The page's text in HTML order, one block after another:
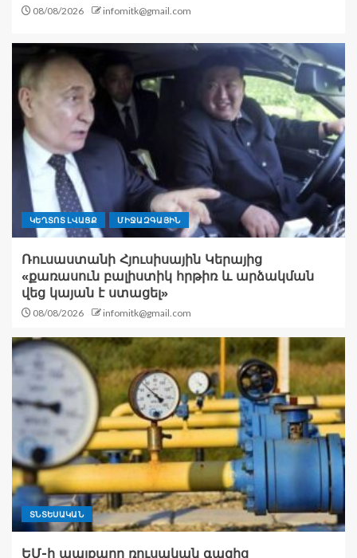
08/08/2026 infomitk@gmail.com
ԿԵՂՏՈՏ ԼՎԱՑՔ ՄԻՋԱԶԳԱՅԻՆ
Ռուսաստանի Հյուսիսային Կերայից
«քառասուն բալիստիկ հրթիռ և արձակման
վեց կայան է ստացել»
08/08/2026 infomitk@gmail.com
ՏՆՏԵՍԱԿԱՆ
ԵՄ-ի պայքարը ռուսական գազից